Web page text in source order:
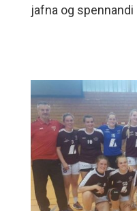
jafna og
sætinu.Stelpurnar í
kvennakeppninni
en strákarnir í A-
liðið í fimmta sæti.